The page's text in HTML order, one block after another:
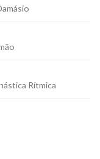
Rítmica